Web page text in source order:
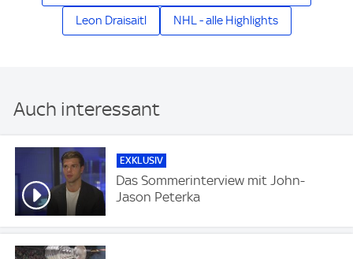
Leon Draisaitl NHL - alle Highlights
Auch interessant
EXKLUSIV
Das Sommerinterview mit John-
Jason Peterka